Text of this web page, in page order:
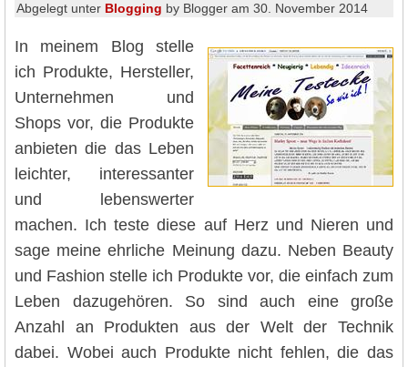
Abgelegt unter Blogging by Blogger am 30. November 2014
In meinem Blog stelle
ich Produkte, Hersteller,
Unternehmen und
Shops vor, die Produkte
anbieten die das Leben
leichter, interessanter
und lebenswerter
machen. Ich teste diese auf Herz und Nieren und
sage meine ehrliche Meinung dazu. Neben Beauty
und Fashion stelle ich Produkte vor, die einfach zum
Leben dazugehören. So sind auch eine große
Anzahl an Produkten aus der Welt der Technik
dabei. Wobei auch Produkte nicht fehlen, die das